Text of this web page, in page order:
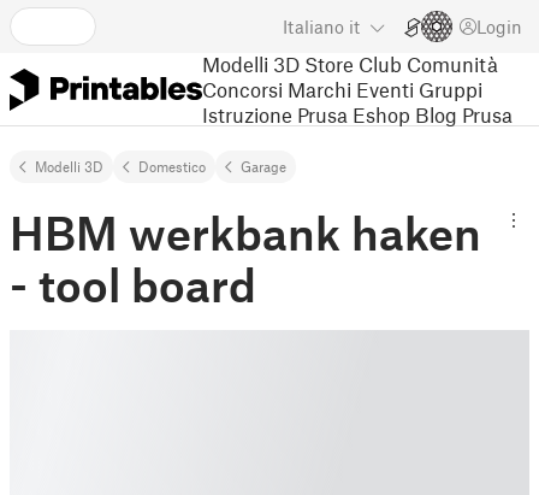
Italiano it Login
Modelli 3D Store Club Comunità
Concorsi Marchi Eventi Gruppi
Istruzione Prusa Eshop Blog Prusa
Modelli 3D Domestico Garage
HBM werkbank haken
- tool board